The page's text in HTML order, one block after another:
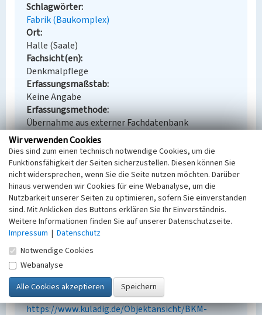
Schlagwörter
Fabrik (Baukomplex)
Ort
Halle (Saale)
Fachsicht(en)
Denkmalpflege
Erfassungsmaßstab
Keine Angabe
Erfassungsmethode
Übernahme aus externer Fachdatenbank
Empfohlene Zitierweise
Urheberrechtlicher Hinweis
Der hier präsentierte Inhalt steht unter der freien
Lizenz dl-by-de/2.0 (Namensnennung). Die
angezeigten Medien unterliegen möglicherweise
zusätzlichen urheberrechtlichen Bedingungen, die
an diesen ausgewiesen sind.
Empfohlene Zitierweise
„Ofenfabrik Carl Böhme”. In: KuLaDig,
Kultur.Landschaft.Digital. URL:
https://www.kuladig.de/Objektansicht/BKM-
Wir verwenden Cookies
Dies sind zum einen technisch notwendige Cookies, um die
Funktionsfähigkeit der Seiten sicherzustellen. Diesen können Sie
nicht widersprechen, wenn Sie die Seite nutzen möchten. Darüber
hinaus verwenden wir Cookies für eine Webanalyse, um die
Nutzbarkeit unserer Seiten zu optimieren, sofern Sie einverstanden
sind. Mit Anklicken des Buttons erklären Sie Ihr Einverständnis.
Weitere Informationen finden Sie auf unserer Datenschutzseite.
Impressum | Datenschutz
Notwendige Cookies
Webanalyse